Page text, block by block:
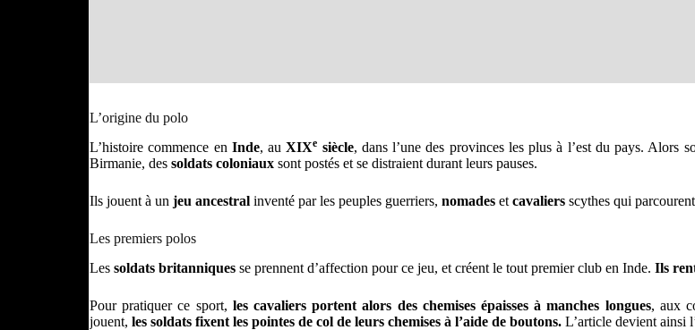
L’origine du polo
L’histoire commence en Inde, auXIXe siècle, dans l’une des provinces les plus à l’est du pays. Alors
Birmanie, des soldats coloniaux sont postés et se distraient durant leurs pauses.
Ils jouent à un jeu ancestral inventé par les peuples guerriers, nomades et cavaliers scythes qui
Les premiers polos
Les soldats britanniques se prennent d’affection pour ce jeu, et créent le tout premier club en Inde. Ils
Pour pratiquer ce sport, les cavaliers portent alors des chemises épaisses à manches longues, aux
jouent, les soldats fixent les pointes de col de leurs chemises à l’aide de boutons. L’article devient ainsi